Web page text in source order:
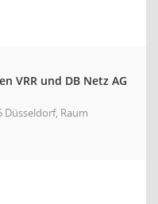
VRR und DB Netz AG
Düsseldorf, Raum